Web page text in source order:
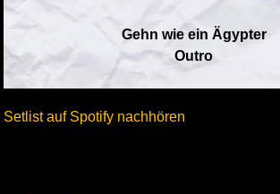
Gehn wie ein Ägypter
Outro
Setlist auf Spotify nachhören